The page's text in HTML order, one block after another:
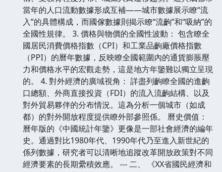
當年的人口流動數據形成互補——城市數據展示瞭“流
入”的具體構成，而國傢數據則揭示瞭“流齣”和“吸納”的
全國性規律。 3. 價格與物價的全國性波動： 包含瞭全
國居民消費價格指數（CPI）和工業品齣廠價格指數
（PPI）的曆年數據，反映瞭全國範圍內的通貨膨脹壓
力和價格水平的宏觀走勢，這是地方年鑒難以獨立呈現
的。 4. 對外經濟的廣域視角： 詳盡列齣瞭全國的進齣
口總額、外商直接投資（FDI）的流入流齣結構、以及
對外貿易夥伴的分布情況。這為分析一個城市（如成
都）的對外開放程度提供瞭外部參照係。 曆史價值：
曆年版的《中國統計年鑒》更像是一部社會經濟的編年
史。通過對比1980年代、1990年代乃至進入新世紀的
係列數據，研究者可以清晰地追蹤改革開放政策對不同
經濟要素的長期纍積效應。 --- 二、 《XX省國民經濟和